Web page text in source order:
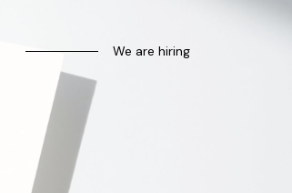
We are hiring